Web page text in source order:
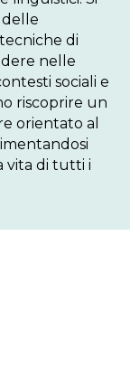
di
nelle
sociali e
riscoprire un
orientato al
vita di tutti i